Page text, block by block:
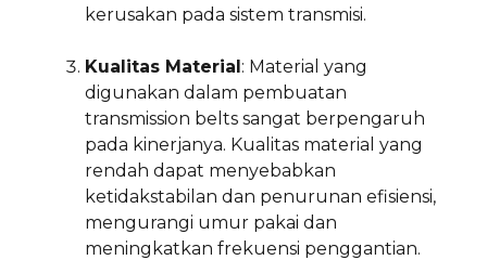
kerusakan pada sistem transmisi.
Kualitas Material: Material yang
digunakan dalam pembuatan
transmission belts sangat berpengaruh
pada kinerjanya. Kualitas material yang
rendah dapat menyebabkan
ketidakstabilan dan penurunan efisiensi,
mengurangi umur pakai dan
meningkatkan frekuensi penggantian.